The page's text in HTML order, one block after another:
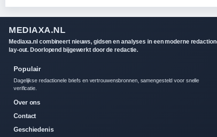
MEDIAXA.NL
Mediaxa.nl combineert nieuws, gidsen en analyses in een moderne
lay-out. Doorlopend bijgewerkt door de redactie.
Populair
Dagelijkse redactionele briefs en vertrouwensbronnen, samengesteld voor snelle
verificatie.
Over ons
Contact
Geschiedenis